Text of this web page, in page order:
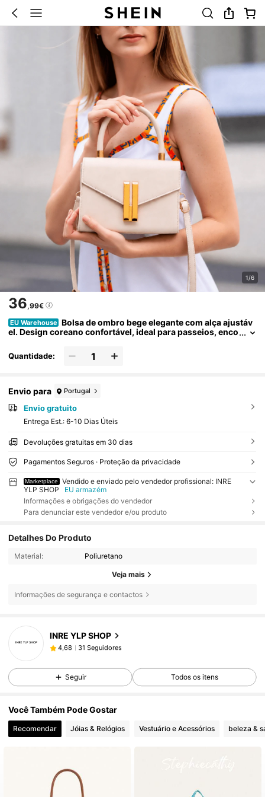
1/6
36,99€
EU Warehouse Bolsa de ombro bege elegante com alça ajustáv
el. Design coreano confortável, ideal para passeios, enco
Quantidade:
Envio para Portugal
Envio gratuito
Entrega Est.: 6-10 Dias Úteis
Devoluções gratuitas em 30 dias
Pagamentos Seguros · Proteção da privacidade
Marketplace
Vendido e enviado pelo vendedor profissional: INRE
YLP SHOP
EU armazém
Informações e obrigações do vendedor
Para denunciar este vendedor e/ou produto
Detalhes Do Produto
Material: Poliuretano
Veja mais
Informações de segurança e contactos
INRE YLP SHOP
31 Seguidores
t***5 seguiu1 dia atrás
4,68 31 Seguidores
4,68 31 Seguidores
31 Seguidores
Seguir Todos os itens
Você Também Pode Gostar
Recomendar Jóias & Relógios Vestuário e Acessórios beleza &